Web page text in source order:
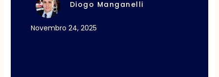
Diogo Manganelli
Novembro 24, 2025